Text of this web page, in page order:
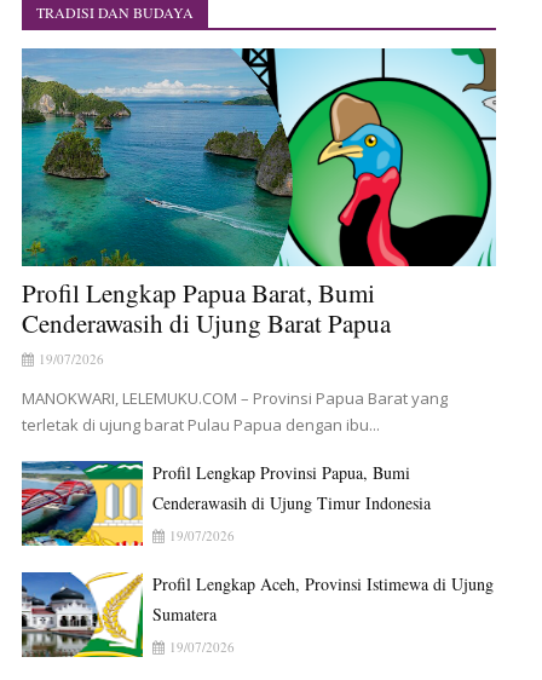
TRADISI DAN BUDAYA
Profil Lengkap Papua Barat, Bumi
Cenderawasih di Ujung Barat Papua
19/07/2026
MANOKWARI, LELEMUKU.COM – Provinsi Papua Barat yang
terletak di ujung barat Pulau Papua dengan ibu...
Profil Lengkap Provinsi Papua, Bumi
Cenderawasih di Ujung Timur Indonesia
19/07/2026
Profil Lengkap Aceh, Provinsi Istimewa di Ujung
Sumatera
19/07/2026